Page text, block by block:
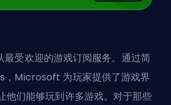
受欢迎的游戏订阅服务。通过简
，Microsoft 为玩家提供了游戏界
他们能够玩到许多游戏。对于那些